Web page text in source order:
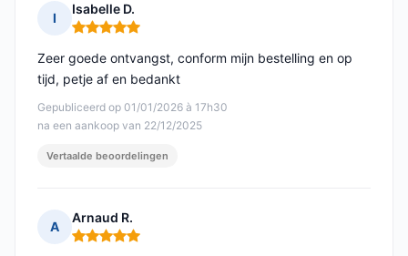
I
Isabelle D.
Opmerking: 5 van 5
Gepubliceerd op 01/01/2026 à 17h30
na een aankoop van 22/12/2025
Zeer goede ontvangst, conform mijn bestelling en op
tijd, petje af en bedankt
Vertaalde beoordelingen
A
Arnaud R.
Opmerking: 5 van 5